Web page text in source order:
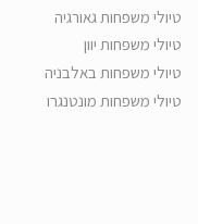
טיולי משפחות גאורגיה
טיולי משפחות יוון
טיולי משפחות באלבניה
טיולי משפחות מונטנגרו